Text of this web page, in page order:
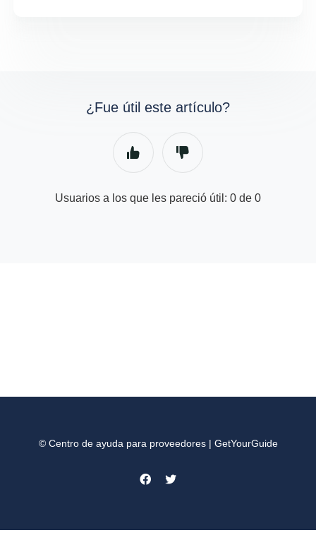
¿Fue útil este artículo?
Usuarios a los que les pareció útil: 0 de 0
© Centro de ayuda para proveedores | GetYourGuide
Facebook
Twitter